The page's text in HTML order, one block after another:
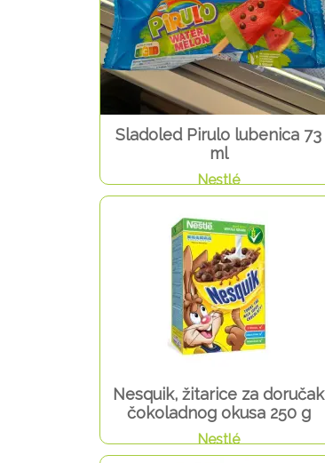
Sladoled Pirulo lubenica 73
ml
Nestlé
Nesquik, žitarice za doručak
čokoladnog okusa 250 g
Nestlé